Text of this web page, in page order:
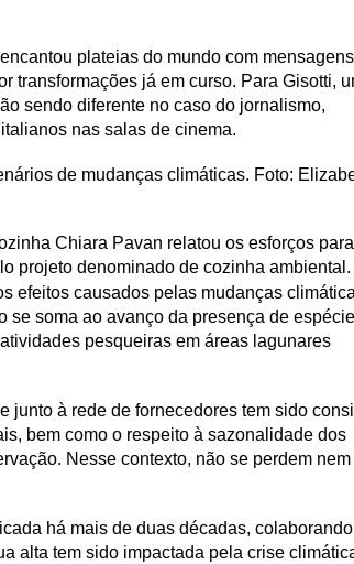
plateias do mundo com mensagens
transformações já em curso. Para Gisotti,
sendo diferente no caso do jornalismo,
nas salas de cinema.
de mudanças climáticas. Foto:
Chiara Pavan relatou os esforços para
projeto denominado de cozinha
efeitos causados pelas mudanças
soma ao avanço da presença de
pesqueiras em áreas lagunares
junto à rede de fornecedores tem sido
bem como o respeito à sazonalidade dos
Nesse contexto, não se perdem
há mais de duas décadas,
alta tem sido impactada pela crise